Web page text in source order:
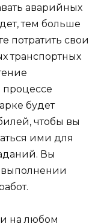
аварийных
тем больше
потратить свои
транспортных
будет
чтобы вы
ими для
Вы
выполнении
на любом